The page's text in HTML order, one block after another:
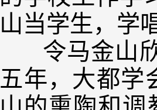
山当学生，学
令马金山欣
五年，大都学